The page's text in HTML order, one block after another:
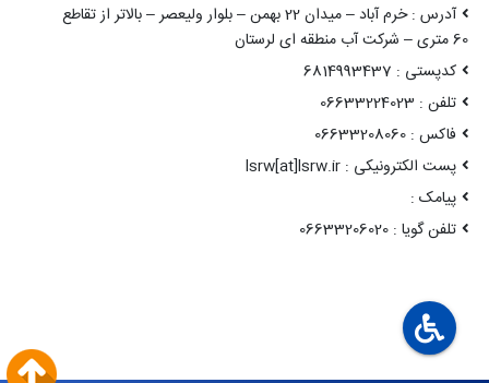
آدرس : خرم آباد – میدان 22 بهمن – بلوار ولیعصر – بالاتر از تقاطع
60 متری – شرکت آب منطقه ای لرستان
کدپستی : 6814993437
تلفن : 06633224023
فاکس : 06633208060
پست الکترونیکی : lsrw[at]lsrw.ir
پیامک :
تلفن گویا : 06633206020